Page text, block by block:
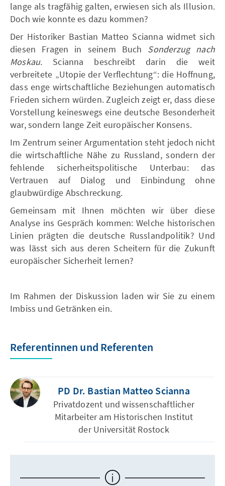
lange als tragfähig galten, erwiesen sich als Illusion.
Doch wie konnte es dazu kommen?
Der Historiker Bastian Matteo Scianna widmet sich
diesen Fragen in seinem Buch Sonderzug nach
Moskau. Scianna beschreibt darin die weit
verbreitete „Utopie der Verflechtung“: die Hoffnung,
dass enge wirtschaftliche Beziehungen automatisch
Frieden sichern würden. Zugleich zeigt er, dass diese
Vorstellung keineswegs eine deutsche Besonderheit
war, sondern lange Zeit europäischer Konsens.
Im Zentrum seiner Argumentation steht jedoch nicht
die wirtschaftliche Nähe zu Russland, sondern der
fehlende sicherheitspolitische Unterbau: das
Vertrauen auf Dialog und Einbindung ohne
glaubwürdige Abschreckung.
Gemeinsam mit Ihnen möchten wir über diese
Analyse ins Gespräch kommen: Welche historischen
Linien prägten die deutsche Russlandpolitik? Und
was lässt sich aus deren Scheitern für die Zukunft
europäischer Sicherheit lernen?
Im Rahmen der Diskussion laden wir Sie zu einem
Imbiss und Getränken ein.
Referentinnen und Referenten
PD Dr. Bastian Matteo Scianna
Privatdozent und wissenschaftlicher
Mitarbeiter am Historischen Institut
der Universität Rostock